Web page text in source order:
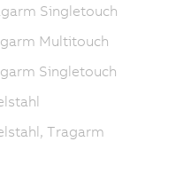
Singletouch
Multitouch
Singletouch
Tragarm